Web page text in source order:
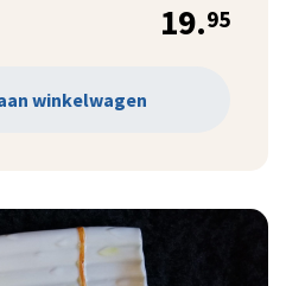
19.95
winkelwagen